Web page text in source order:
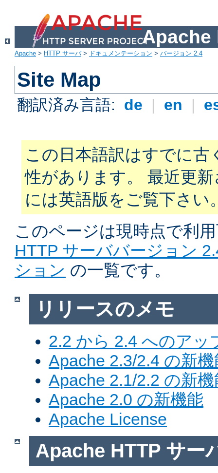
Apache
Apache > HTTP サーバ> ドキュメンテーション > バージョン 2.4
Site Map
翻訳済み言語: de | en |
この日本語訳はすでに古
性があります。 最近更
には英語版をご覧下さい
このページは現時点で利
HTTP サーババージョン
ション の一覧です。
リリースのメモ
2.2 から 2.4 へのアッ
Apache 2.3/2.4 の新機
Apache 2.1/2.2 の新機
Apache 2.0 の新機能
Apache License
Apache HTTP サー